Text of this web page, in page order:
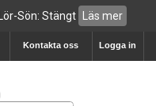
Sön: Stängt Läs mer
Logga in
Kontakta oss